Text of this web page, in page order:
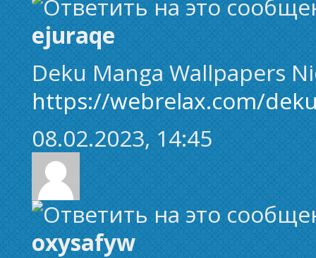
ejuraqe
Deku Manga Wallpapers
https://webrelax.com/
08.02.2023, 14:45
oxysafyw